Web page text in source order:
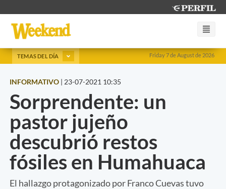
Friday 7 de August de 2026
TEMAS DEL DÍA
INFORMATIVO | 23-07-2021 10:35
Sorprendente: un
pastor jujeño
descubrió restos
fósiles en Humahuaca
El hallazgo protagonizado por Franco Cuevas tuvo